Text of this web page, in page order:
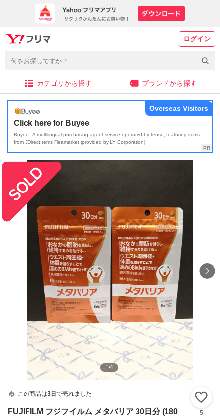
ログイン
カテゴリから探す ブランドから探す
Click here for Buyee
Buyee - A multilingual purchasing agent service operated by tenso, featuring items
from JDirectItems Fleamarket (provided by LY Corporation)
Overseas Visitors
1/4
この商品は3日 で売れました
FUJIFILM フジフイルム メタバリア 30日分 (180
5